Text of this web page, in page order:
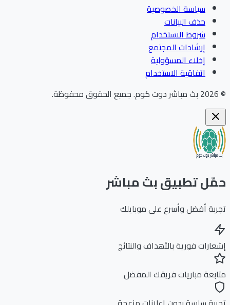
سياسة الخصوصية
حذف البيانات
شروط الاستخدام
إرشادات المجتمع
إخلاء المسؤولية
اتفاقية الاستخدام
بث مباشر دوت كوم.جميع الحقوق محفوظة.
تطبيق بث مباشر
أفضل وأسرع على موبايلك
فورية بالأهداف والنتائج
مباريات فريقك المفضل